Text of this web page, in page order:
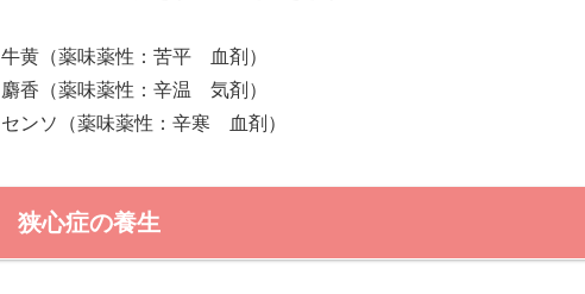
牛黄（薬味薬性：苦平 血剤）
麝香（薬味薬性：辛温 気剤）
センソ（薬味薬性：辛寒 血剤）
狭心症の養生